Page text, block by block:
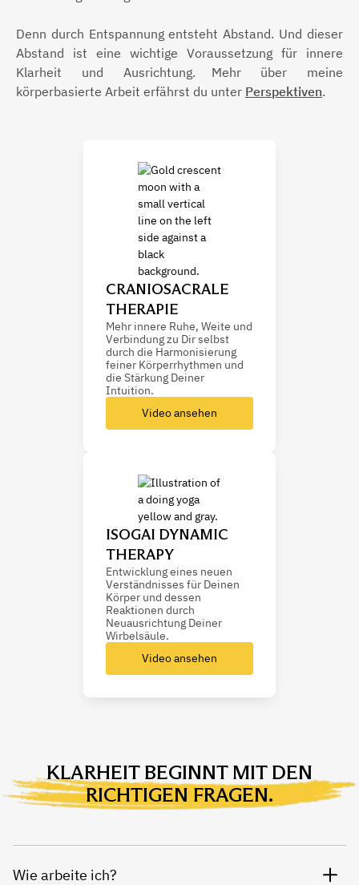
Denn durch Entspannung entsteht Abstand. Und dieser
Abstand ist eine wichtige Voraussetzung für innere
Klarheit und Ausrichtung. Mehr über meine
körperbasierte Arbeit erfährst du unter Perspektiven.
CRANIOSACRALE
THERAPIE
Mehr innere Ruhe, Weite und
Verbindung zu Dir selbst
durch die Harmonisierung
feiner Körperrhythmen und
die Stärkung Deiner
Intuition.
Video ansehen
ISOGAI DYNAMIC
THERAPY
Entwicklung eines neuen
Verständnisses für Deinen
Körper und dessen
Reaktionen durch
Neuausrichtung Deiner
Wirbelsäule.
Video ansehen
KLARHEIT BEGINNT MIT DEN
RICHTIGEN FRAGEN.
Wie arbeite ich?